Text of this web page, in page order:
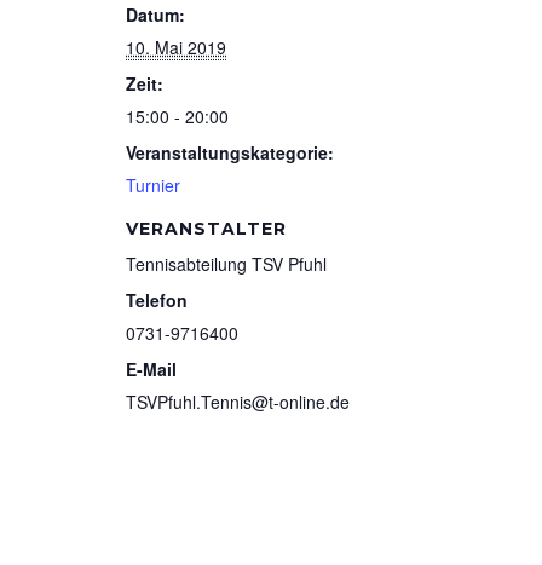
Datum:
10. Mai 2019
Zeit:
15:00 - 20:00
Veranstaltungskategorie:
Turnier
VERANSTALTER
Tennisabteilung TSV Pfuhl
Telefon
0731-9716400
E-Mail
TSVPfuhl.Tennis@t-online.de